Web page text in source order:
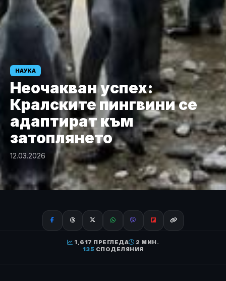
НАУКА
Неочакван успех:
Кралските пингвини се
адаптират към
затоплянето
12.03.2026
1,617 ПРЕГЛЕДА
2 МИН.
135 СПОДЕЛЯНИЯ